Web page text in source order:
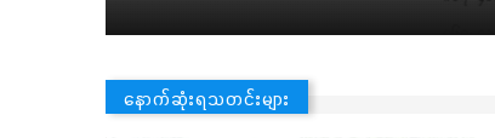
နောက်ဆုံးရသတင်းများ